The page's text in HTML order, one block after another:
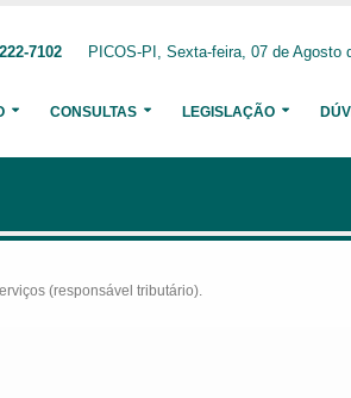
7102 PICOS-PI, Sexta-feira, 07 de Agosto
CONSULTAS LEGISLAÇÃO
(responsável tributário).